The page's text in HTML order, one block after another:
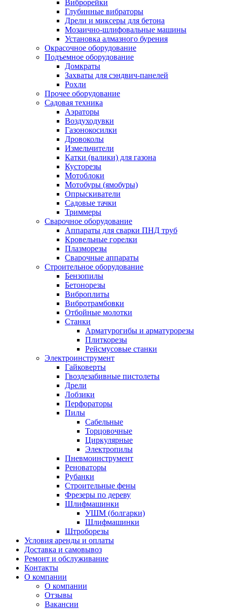
Виброрейки
Глубинные вибраторы
Дрели и миксеры для бетона
Мозаично-шлифовальные машины
Установка алмазного бурения
Окрасочное оборудование
Подъемное оборудование
Домкраты
Захваты для сэндвич-панелей
Рохли
Прочее оборудование
Садовая техника
Аэраторы
Воздуходувки
Газонокосилки
Дровоколы
Измельчители
Катки (валики) для газона
Кусторезы
Мотоблоки
Мотобуры (ямобуры)
Опрыскиватели
Садовые тачки
Триммеры
Сварочное оборудование
Аппараты для сварки ПНД труб
Кровельные горелки
Плазморезы
Сварочные аппараты
Строительное оборудование
Бензопилы
Бетонорезы
Виброплиты
Вибротрамбовки
Отбойные молотки
Станки
Арматурогибы и арматурорезы
Плиткорезы
Рейсмусовые станки
Электроинструмент
Гайковерты
Гвоздезабивные пистолеты
Дрели
Лобзики
Перфораторы
Пилы
Сабельные
Торцовочные
Циркулярные
Электропилы
Пневмоинструмент
Реноваторы
Рубанки
Строительные фены
Фрезеры по дереву
Шлифмашинки
УШМ (болгарки)
Шлифмашинки
Штроборезы
Условия аренды и оплаты
Доставка и самовывоз
Ремонт и обслуживание
Контакты
О компании
О компании
Отзывы
Вакансии